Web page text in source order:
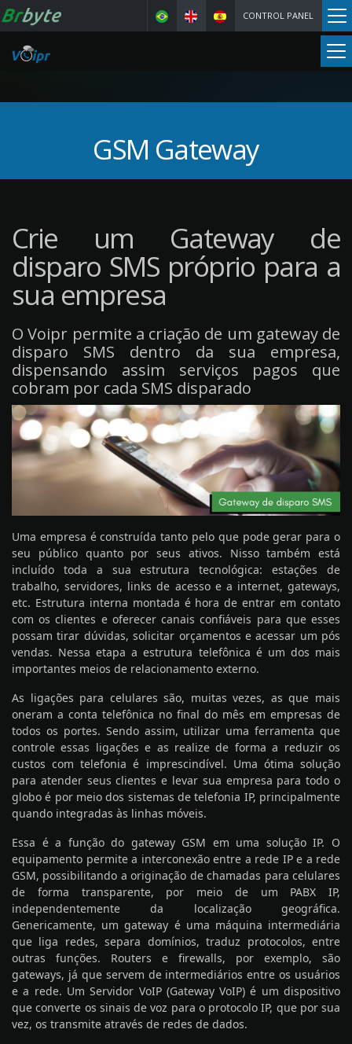
CONTROL PANEL
GSM Gateway
Crie um Gateway de
disparo SMS próprio para a
sua empresa
O Voipr permite a criação de um gateway de
disparo SMS dentro da sua empresa,
dispensando assim serviços pagos que
cobram por cada SMS disparado
Uma empresa é construída tanto pelo que pode gerar para o
seu público quanto por seus ativos. Nisso também está
incluído toda a sua estrutura tecnológica: estações de
trabalho, servidores, links de acesso e a internet, gateways,
etc. Estrutura interna montada é hora de entrar em contato
com os clientes e oferecer canais confiáveis para que esses
possam tirar dúvidas, solicitar orçamentos e acessar um pós
vendas. Nessa etapa a estrutura telefônica é um dos mais
importantes meios de relacionamento externo.
As ligações para celulares são, muitas vezes, as que mais
oneram a conta telefônica no final do mês em empresas de
todos os portes. Sendo assim, utilizar uma ferramenta que
controle essas ligações e as realize de forma a reduzir os
custos com telefonia é imprescindível. Uma ótima solução
para atender seus clientes e levar sua empresa para todo o
globo é por meio dos sistemas de telefonia IP, principalmente
quando integradas às linhas móveis.
Essa é a função do gateway GSM em uma solução IP. O
equipamento permite a interconexão entre a rede IP e a rede
GSM, possibilitando a originação de chamadas para celulares
de forma transparente, por meio de um PABX IP,
independentemente da localização geográfica.
Genericamente, um gateway é uma máquina intermediária
que liga redes, separa domínios, traduz protocolos, entre
outras funções. Routers e firewalls, por exemplo, são
gateways, já que servem de intermediários entre os usuários
e a rede. Um Servidor VoIP (Gateway VoIP) é um dispositivo
que converte os sinais de voz para o protocolo IP, que por sua
vez, os transmite através de redes de dados.